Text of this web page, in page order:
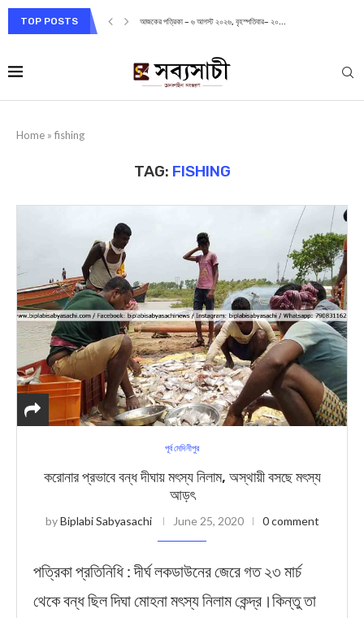
TOP POSTS আজকের পত্রিকা – ৬ আগস্ট ২০২৬, বৃহস্পতিবার– ২০...
Home » fishing
TAG: FISHING
পূর্ব মেদিনীপুর
করোনার প্রভাবে বন্ধ দীঘায় মৎস্য নিলাম, অস্থায়ী বসছে মৎস্য
আড়ৎ
byBiplabi Sabyasachi June 25, 2020 0 comment
পত্রিকা প্রতিনিধি : দীর্ঘ লকডাউনের জেরে গত ২৩ মার্চ
থেকে বন্ধ ছিল দিঘা মোহনা মৎস্য নিলাম কেন্দ্র।কিন্তু তা